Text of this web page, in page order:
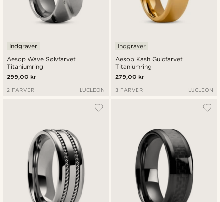
Aesop Wave Sølvfarvet
Titaniumring
Indgraver
299,00 kr
2 FARVER LUCLEON
Aesop Kash Guldfarvet
Titaniumring
Indgraver
279,00 kr
3 FARVER LUCLEON